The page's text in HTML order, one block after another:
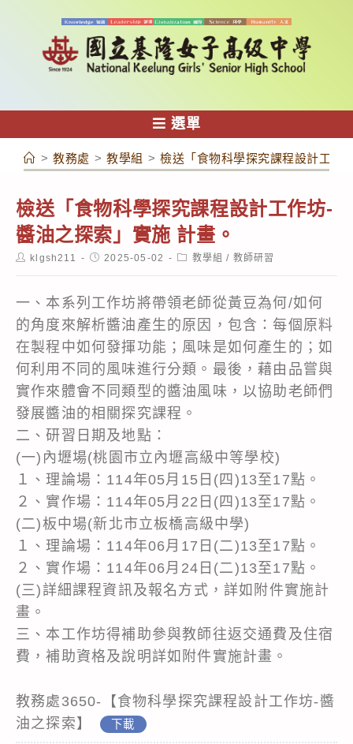
容
選單
> 教務處 > 教學組 > 檢送「食物科學探究課程設計工作
檢送「食物科學探究課程設計工作坊-
醬油之探索」實施 計畫。
Postklgsh211
Post2025-05-02
Post教學組 / 教師研習
一、本系列工作坊將帶領老師從黃豆為何/如何
的角度來解析醬油產生的原因，包含：每個原料
在製程中如何發揮功能；風味是如何產生的；如
何利用不同的風味進行分類。最後，藉由品嘗與
實作來體會不同類型的醬油風味，以協助老師們
發展醬油的相關探究課程。
二、研習日期及地點：
(一)內壢場(桃園市立內壢高級中等學校)
１、理論場：114年05月15日(四)13至17點。
２、實作場：114年05月22日(四)13至17點。
(二)板中場(新北市立板橋高級中學)
１、理論場：114年06月17日(二)13至17點。
２、實作場：114年06月24日(二)13至17點。
(三)詳細課程資訊及報名方式，詳如附件實施計
畫。
三、本工作坊得補助參與教師往返交通費及住宿
費，補助資格及說明詳如附件實施計畫。
教務處3650-【食物科學探究課程設計工作坊-醬
油之探索】
下載